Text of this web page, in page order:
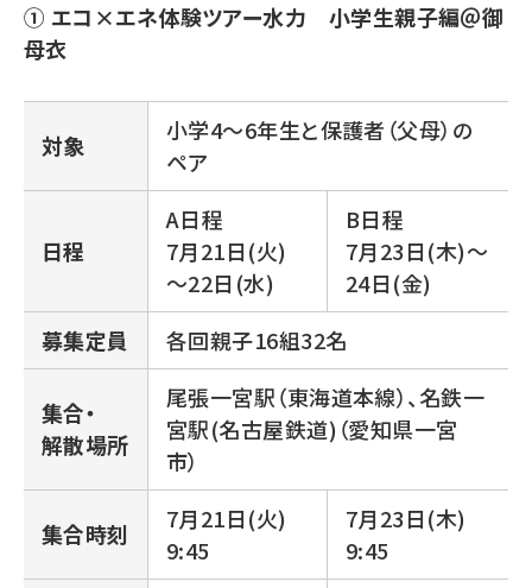
① エコ×エネ体験ツアー水力 小学生親子編＠御
母衣
対象
小学4～6年生と保護者（父母）の
ペア
日程
A日程
7月21日(火)
～22日(水)
B日程
7月23日(木)～
24日(金)
募集定員
各回親子16組32名
集合・
解散場所
尾張一宮駅（東海道本線）、名鉄一
宮駅(名古屋鉄道)（愛知県一宮
市）
集合時刻
7月21日(火)
9:45
7月23日(木)
9:45